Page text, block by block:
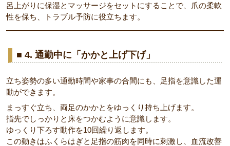
呂上がりに保湿とマッサージをセットにすることで、爪の柔軟
性を保ち、トラブル予防に役立ちます。
■ 4. 通勤中に「かかと上げ下げ」
立ち姿勢の多い通勤時間や家事の合間にも、足指を意識した運
動ができます。
まっすぐ立ち、両足のかかとをゆっくり持ち上げます。
指先でしっかりと床をつかむように意識します。
ゆっくり下ろす動作を10回繰り返します。
この動きはふくらはぎと足指の筋肉を同時に刺激し、血流改善